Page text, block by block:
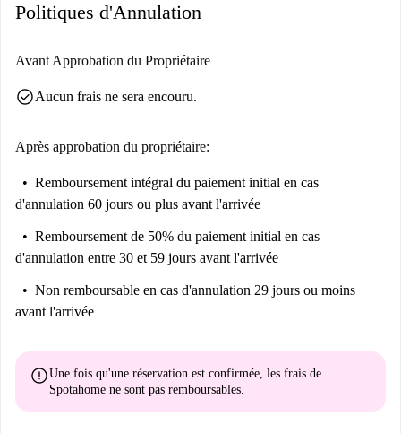
Politiques d'Annulation
Avant Approbation du Propriétaire
check_circleAucun frais ne sera encouru.
Après approbation du propriétaire:
Remboursement intégral du paiement initial en cas
d'annulation 60 jours ou plus avant l'arrivée
Remboursement de 50% du paiement initial en cas
d'annulation entre 30 et 59 jours avant l'arrivée
Non remboursable en cas d'annulation 29 jours ou moins
avant l'arrivée
errorUne fois qu'une réservation est confirmée, les frais de
Spotahome ne sont pas remboursables.